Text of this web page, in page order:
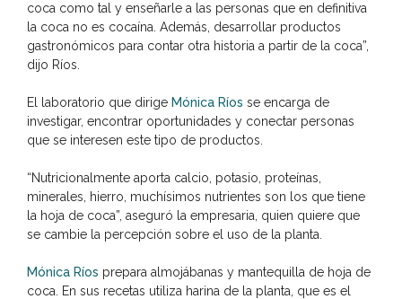
coca como tal y enseñarle a las personas que en definitiva
la coca no es cocaína. Además, desarrollar productos
gastronómicos para contar otra historia a partir de la coca”,
dijo Ríos.
El laboratorio que dirige Mónica Ríos se encarga de
investigar, encontrar oportunidades y conectar personas
que se interesen este tipo de productos.
“Nutricionalmente aporta calcio, potasio, proteínas,
minerales, hierro, muchísimos nutrientes son los que tiene
la hoja de coca”, aseguró la empresaria, quien quiere que
se cambie la percepción sobre el uso de la planta.
Mónica Ríos prepara almojábanas y mantequilla de hoja de
coca. En sus recetas utiliza harina de la planta, que es el